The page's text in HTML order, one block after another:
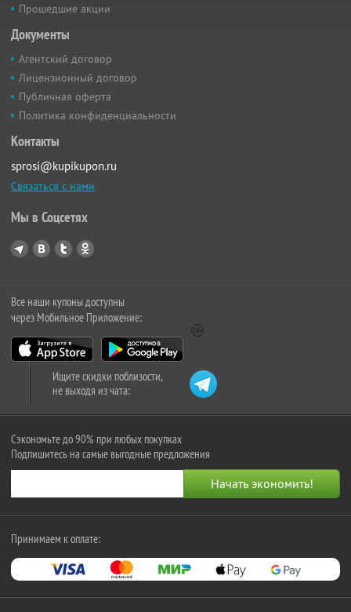
Прошедшие акции
Документы
Агентский договор
Лицензионный договор
Публичная оферта
Политика конфиденциальности
Контакты
sprosi@kupikupon.ru
Связаться с нами
Мы в Соцсетях
Все наши купоны доступны
через Мобильное Приложение:
Ищите скидки поблизости,
не выходя из чата:
Сэкономьте до 90% при любых покупках
Подпишитесь на самые выгодные предложения
Принимаем к оплате: